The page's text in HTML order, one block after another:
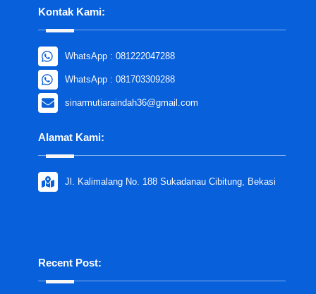
Kontak Kami:
WhatsApp : 081222047288
WhatsApp : 081703309288
sinarmutiaraindah36@gmail.com
Alamat Kami:
Jl. Kalimalang No. 188 Sukadanau Cibitung, Bekasi
Recent Post: